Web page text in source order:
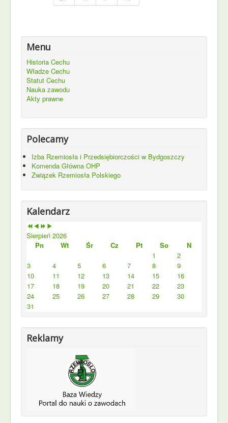
Menu
Historia Cechu
Władze Cechu
Statut Cechu
Nauka zawodu
Akty prawne
Polecamy
Izba Rzemiosła i Przedsiębiorczości w Bydgoszczy
Komenda Główna OHP
Związek Rzemiosła Polskiego
Kalendarz
Sierpień 2026
Pn
Wt Śr Cz Pt So
N
1
2
3
4 5 6 7 8
9
10
11 12 13 14 15
16
17
18 19 20 21 22
23
24
25 26 27 28 29
30
31
Reklamy